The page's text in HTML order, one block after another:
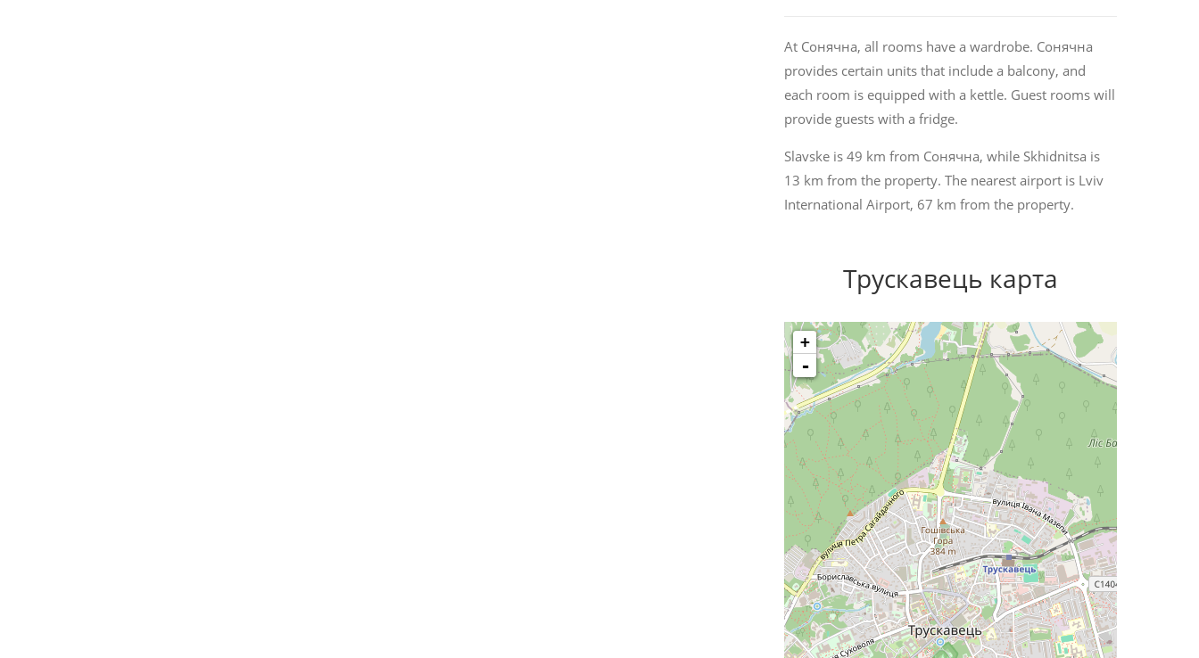
At Сонячна, all rooms have a wardrobe. Сонячна
provides certain units that include a balcony, and
each room is equipped with a kettle. Guest rooms will
provide guests with a fridge.
Slavske is 49 km from Сонячна, while Skhidnitsa is
13 km from the property. The nearest airport is Lviv
International Airport, 67 km from the property.
Трускавець карта
+
-